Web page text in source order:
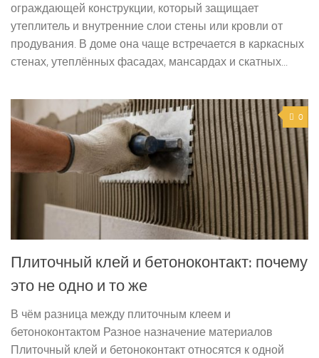
ограждающей конструкции, который защищает
утеплитель и внутренние слои стены или кровли от
продувания. В доме она чаще встречается в каркасных
стенах, утеплённых фасадах, мансардах и скатных...
0
Плиточный клей и бетоноконтакт: почему
это не одно и то же
В чём разница между плиточным клеем и
бетоноконтактом Разное назначение материалов
Плиточный клей и бетоноконтакт относятся к одной